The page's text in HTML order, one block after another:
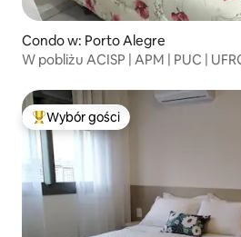
Condo w: Porto Alegre
W pobliżu ACISP | APM | PUC |
Najpopularniejsze z kategorii
Wybór gości